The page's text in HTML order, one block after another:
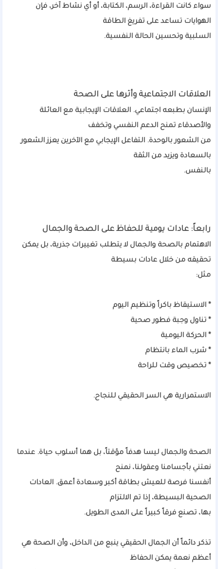
سواء كانت القراءة، الرسم، الكتابة، أو أي نشاط آخر، فإن
الهوايات تساعد على تفريغ الطاقة
السلبية وتحسين الحالة النفسية.
العلاقات الاجتماعية وأثرها على الصحة
الإنسان بطبعه اجتماعي. العلاقات الإيجابية مع العائلة
والأصدقاء تمنح الدعم النفسي وتخفف
من الشعور بالوحدة. التفاعل الإيجابي مع الآخرين يعزز الشعور
بالسعادة ويزيد من الثقة
بالنفس.
رابعاً: عادات يومية للحفاظ على الصحة والجمال
الاهتمام بالصحة والجمال لا يتطلب تغييرات جذرية، بل يمكن
تحقيقه من خلال عادات بسيطة
مثل:
* الاستيقاظ باكراً وتنظيم اليوم
* تناول وجبة فطور صحية
* الحركة اليومية
* شرب الماء بانتظام
* تخصيص وقت للراحة
الاستمرارية هي السر الحقيقي للنجاح.
الصحة والجمال ليسا هدفاً مؤقتاً، بل هما أسلوب حياة. عندما
نعتني بأجسامنا وعقولنا، نمنح
أنفسنا فرصة للعيش بطاقة أكبر وسعادة أعمق. العادات
الصحية البسيطة، إذا تم الالتزام
بها، تصنع فرقاً كبيراً على المدى الطويل.
تذكر دائماً أن الجمال الحقيقي ينبع من الداخل، وأن الصحة هي
أعظم نعمة يمكن الحفاظ